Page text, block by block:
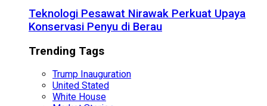
Teknologi Pesawat Nirawak Perkuat Upaya
Konservasi Penyu di Berau
Trending Tags
Trump Inauguration
United Stated
White House